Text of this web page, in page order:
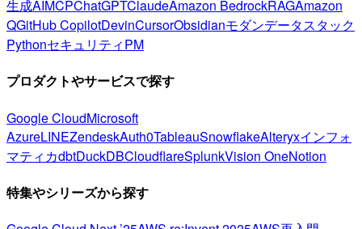
生成AIMCPChatGPTClaudeAmazon BedrockRAGAmazon
QGitHub CopilotDevinCursorObsidianモダンデータスタック
PythonセキュリティPM
プロダクトやサービスで探す
Google CloudMicrosoft
AzureLINEZendeskAuth0TableauSnowflakeAlteryxインフォ
マティカdbtDuckDBCloudflareSplunkVision OneNotion
特集やシリーズから探す